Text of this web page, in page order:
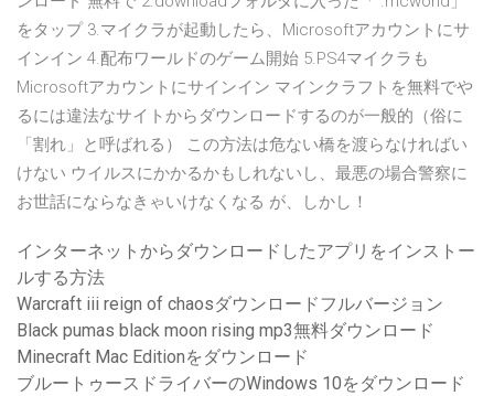
をタップ 3.マイクラが起動したら、Microsoftアカウントにサ
インイン 4.配布ワールドのゲーム開始 5.PS4マイクラも
Microsoftアカウントにサインイン マインクラフトを無料でや
るには違法なサイトからダウンロードするのが一般的（俗に
「割れ」と呼ばれる） この方法は危ない橋を渡らなければい
けない ウイルスにかかるかもしれないし、最悪の場合警察に
お世話にならなきゃいけなくなる が、しかし！
インターネットからダウンロードしたアプリをインストー
ルする方法
Warcraft iii reign of chaosダウンロードフルバージョン
Black pumas black moon rising mp3無料ダウンロード
Minecraft Mac Editionをダウンロード
ブルートゥースドライバーのWindows 10をダウンロード